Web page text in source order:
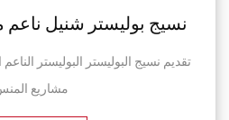
نسيج بوليستر شنيل ناعم
تقديم نسيج البوليستر البوليستر
مشاريع